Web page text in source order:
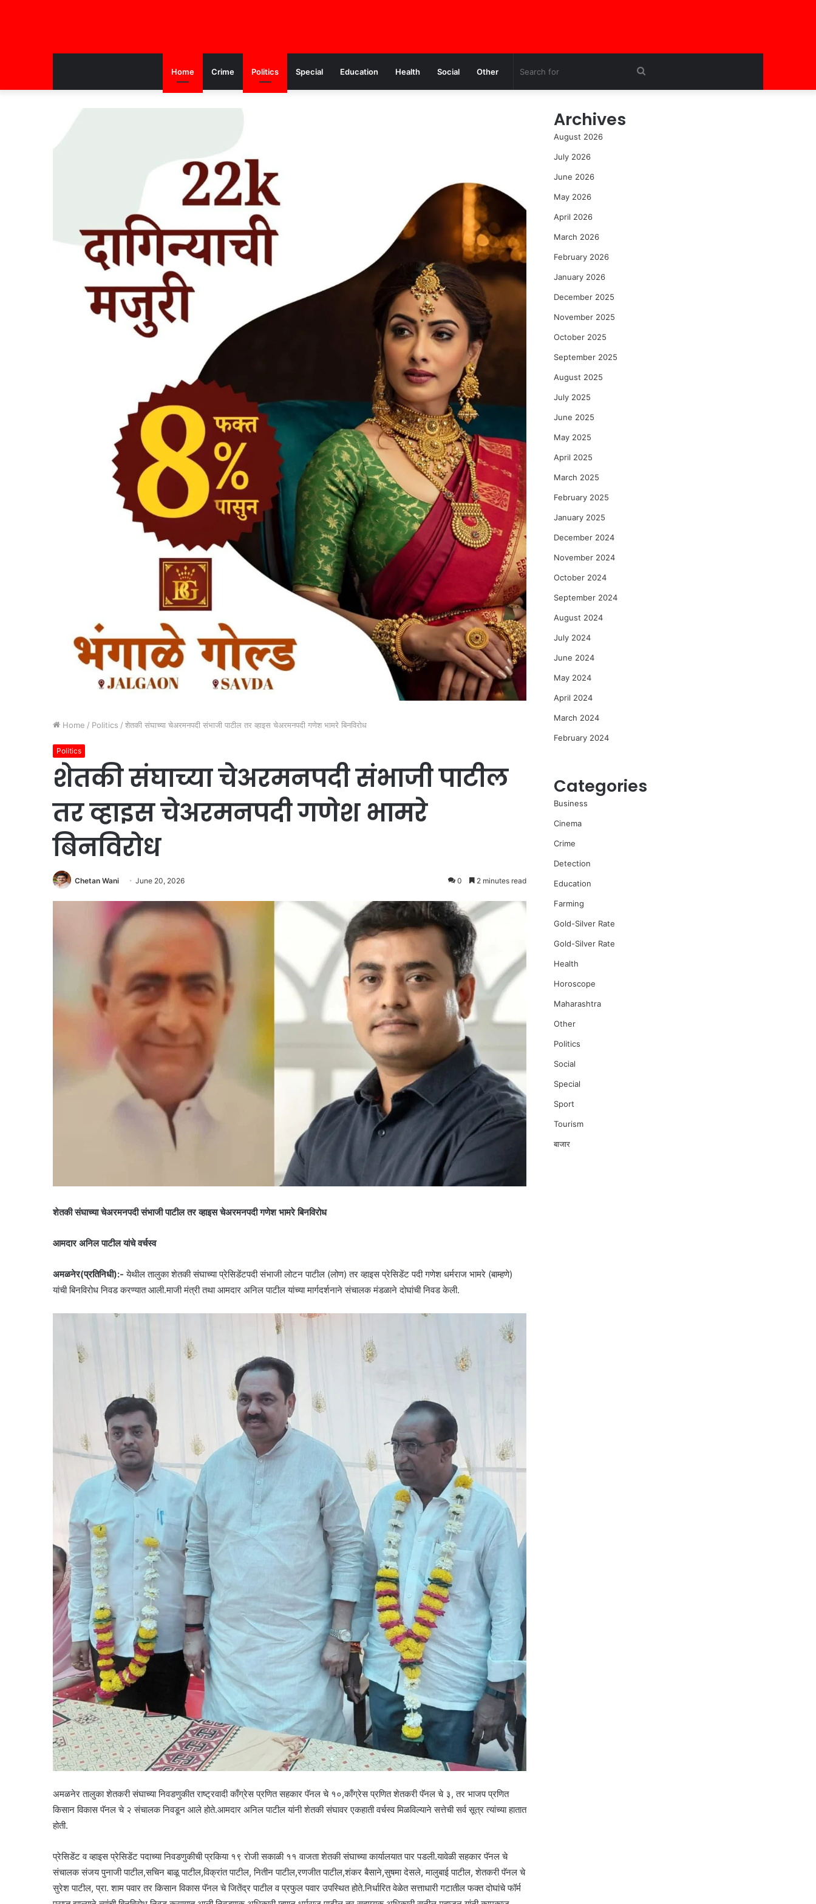
Home Crime Politics Special Education Health Social Other
Home / Politics / शेतकी संघाच्या चेअरमनपदी संभाजी पाटील तर व्हाइस चेअरमनपदी गणेश भामरे बिनविरोध
Politics
शेतकी संघाच्या चेअरमनपदी संभाजी पाटील
तर व्हाइस चेअरमनपदी गणेश भामरे
बिनविरोध
Chetan Wani June 20, 2026 0 2 minutes read
शेतकी संघाच्या चेअरमनपदी संभाजी पाटील तर व्हाइस चेअरमनपदी गणेश भामरे बिनविरोध
आमदार अनिल पाटील यांचे वर्चस्व
अमळनेर(प्रतिनिधी):- येथील तालुका शेतकी संघाच्या प्रेसिडेंटपदी संभाजी लोटन पाटील (लोण) तर व्हाइस प्रेसिडेंट पदी गणेश धर्मराज भामरे (बाम्हणे)
यांची बिनविरोध निवड करण्यात आली.माजी मंत्री तथा आमदार अनिल पाटील यांच्या मार्गदर्शनाने संचालक मंडळाने दोघांची निवड केली.
अमळनेर तालुका शेतकरी संघाच्या निवडणुकीत राष्ट्रवादी काँग्रेस प्रणित सहकार पॅनल चे १०,काँग्रेस प्रणित शेतकरी पॅनल चे ३, तर भाजप प्रणित
किसान विकास पॅनल चे २ संचालक निवडून आले होते.आमदार अनिल पाटील यांनी शेतकी संघावर एकहाती वर्चस्व मिळविल्याने सत्तेची सर्व सूत्र त्यांच्या हातात
होती.
प्रेसिडेंट व व्हाइस प्रेसिडेंट पदाच्या निवडणुकीची प्रकिया १९ रोजी सकाळी ११ वाजता शेतकी संघाच्या कार्यालयात पार पडली.यावेळी सहकार पॅनल चे
संचालक संजय पुनाजी पाटील,सचिन बाळू पाटील,विक्रांत पाटील, नितीन पाटील,रणजीत पाटील,शंकर बैसाने,सुषमा देसले, मालुबाई पाटील, शेतकरी पॅनल चे
सुरेश पाटील, प्रा. शाम पवार तर किसान विकास पॅनल चे जितेंद्र पाटील व प्रफुल पवार उपस्थित होते.निर्धारित वेळेत सत्ताधारी गटातील फक्त दोघांचे फॉर्म
Archives
August 2026
July 2026
June 2026
May 2026
April 2026
March 2026
February 2026
January 2026
December 2025
November 2025
October 2025
September 2025
August 2025
July 2025
June 2025
May 2025
April 2025
March 2025
February 2025
January 2025
December 2024
November 2024
October 2024
September 2024
August 2024
July 2024
June 2024
May 2024
April 2024
March 2024
February 2024
Categories
Business
Cinema
Crime
Detection
Education
Farming
Gold-Silver Rate
Gold-Silver Rate
Health
Horoscope
Maharashtra
Other
Politics
Social
Special
Sport
Tourism
बाजार